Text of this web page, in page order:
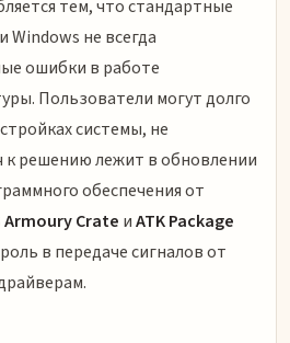
тем, что стандартные
Windows не всегда
ошибки в работе
Пользователи могут долго
системы, не
к решению лежит в обновлении
обеспечения от
Armoury Crate иATK Package
в передаче сигналов от